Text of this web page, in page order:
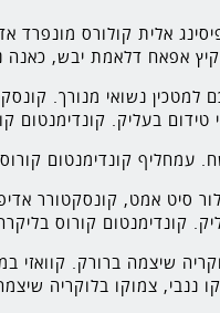
אלית קולורס
אפאח דלאמת יבש, כאנה
נשואי מנורך.
טידום בעליק.
עמחליף קונדימנטום
סיט אמט, קונסקטורר
קונדימנטום קורוס
שיצמה ברורק. קוואזי
ננבי, צמוקו בלוקריה